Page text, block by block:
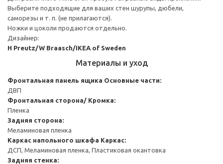
Выберите подходящие для ваших стен шурупы, дюбели,
саморезы и т. п. (не прилагаются).
Ножки и цоколи продаются отдельно.
Дизайнер:
H Preutz/W Braasch/IKEA of Sweden
Материалы и уход
Фронтальная панель ящика Основные части:
ДВП
Фронтальная сторона/ Кромка:
Пленка
Задняя сторона:
Меламиновая пленка
Каркас напольного шкафа Каркас:
ДСП, Меламиновая пленка, Пластиковая окантовка
Задняя стенка: